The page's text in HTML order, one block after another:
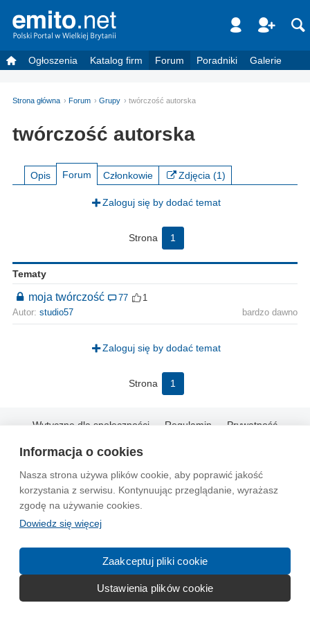
Informacja o cookies
Nasza strona używa plików cookie, aby poprawić jakość
korzystania z serwisu. Kontynuując przeglądanie, wyrażasz
zgodę na używanie cookies.
Dowiedz się więcej
Zaakceptuj pliki cookie
Ustawienia plików cookie
Ogłoszenia Katalog firm Forum Poradniki Galerie
Strona główna Forum Grupy twórczość autorska
twórczość autorska
Opis Forum Członkowie Zdjęcia (1)
Zaloguj się by dodać temat
Strona 1
Tematy
moja twórczość 77
1
Autor: studio57 bardzo dawno
Zaloguj się by dodać temat
Strona 1
Wytyczne dla społeczności Regulamin Prywatność
Reklama Kontakt
© 2004-2026 Emito.net